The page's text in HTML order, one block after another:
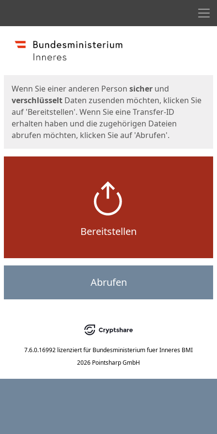
Start
Wenn Sie einer anderen Person sicher und
verschlüsselt Daten zusenden möchten, klicken Sie
auf 'Bereitstellen'. Wenn Sie eine Transfer-ID
erhalten haben und die zugehörigen Dateien
abrufen möchten, klicken Sie auf 'Abrufen'.
Bereitstellen
Abrufen
7.6.0.16992 lizenziert für Bundesministerium fuer Inneres BMI
2026 Pointsharp GmbH